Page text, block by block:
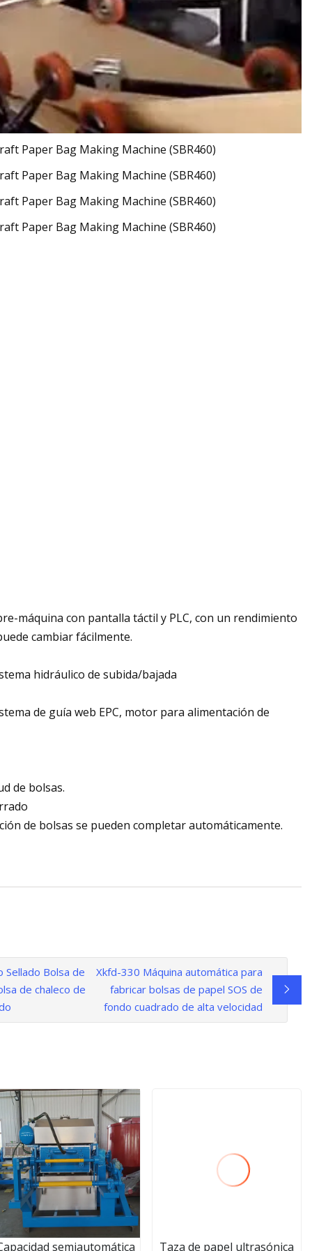
máquina con pantalla táctil y PLC, con un rendimiento
cambiar fácilmente.
hidráulico de subida/bajada
de guía web EPC, motor para alimentación de
de bolsas.
de bolsas se pueden completar automáticamente.
Bolsa de
de chaleco de
Xkfd-330 Máquina automática para
fabricar bolsas de papel SOS de
fondo cuadrado de alta velocidad
semiautomática Taza de papel ultrasónica